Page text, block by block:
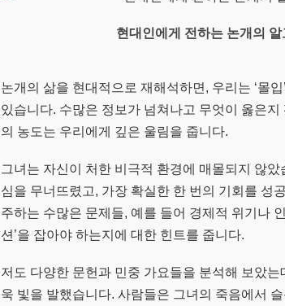
현대인에게 전하는 논개의
논개의 삶을 현대적으로 재해석하면, 우리는 ‘몰
있습니다. 수많은 정보가 넘쳐나고 무엇이 옳은
의 농도는 우리에게 깊은 울림을 줍니다.
그녀는 자신이 처한 비극적 환경에 매몰되지 않
심을 무너뜨렸고, 가장 확실한 한 번의 기회를 성
주하는 수많은 문제들, 예를 들어 경제적 위기나
션’을 잡아야 하는지에 대한 힌트를 줍니다.
저도 다양한 문헌과 민중 가요들을 분석해 보았
욱 빛을 발했습니다. 사람들은 그녀의 죽음에서